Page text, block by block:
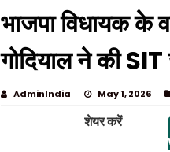
भाजपा विधायक के
गोदियाल ने की
AdminIndia May 1, 2026
शेयर करें